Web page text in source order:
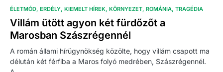
ÉLETMÓD ERDÉLY KIEMELT HÍREK KÖRNYEZET ROMÁNIA TRAGÉDIA
Villám ütött agyon két fürdőzőt a
Marosban Szászrégennél
A román állami hírügynökség közölte, hogy villám csapott ma
délután két férfiba a Maros folyó medrében, Szászrégennél.